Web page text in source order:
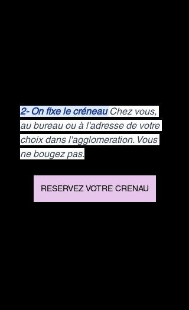
2- On fixe le créneau Chez vous,
au bureau ou à l'adresse de votre
choix dans l'agglomeration. Vous
ne bougez pas.
RESERVEZ VOTRE CRENAU